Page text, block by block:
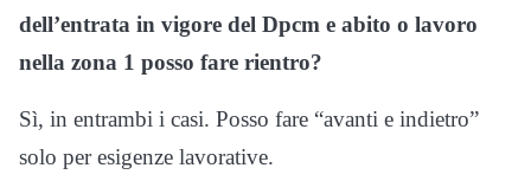
dell’entrata in vigore del Dpcm e abito o lavoro
nella zona 1 posso fare rientro?
Sì, in entrambi i casi. Posso fare “avanti e indietro”
solo per esigenze lavorative.